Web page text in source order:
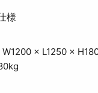
様
W1200 × L1250 ×